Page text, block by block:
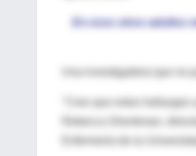
En esos otros adultos
Una investigadora que no
"Creo que estos
Rebecca Shenkman,